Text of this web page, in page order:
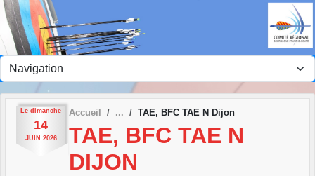
Le dimanche
14
JUIN 2026
Accueil TAE, BFC TAE N Dijon
TAE, BFC TAE N
DIJON
Panneau de gestion des cookies